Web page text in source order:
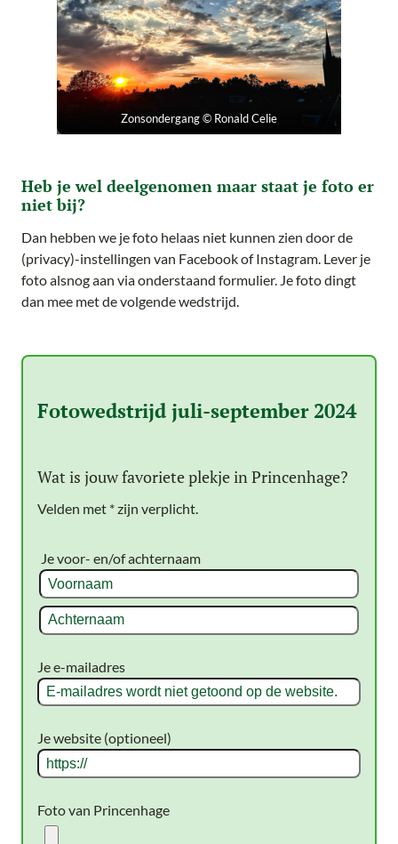
Zonsondergang © Ronald Celie
Heb je wel deelgenomen maar staat je foto er
niet bij?
Dan hebben we je foto helaas niet kunnen zien door de
(privacy)-instellingen van Facebook of Instagram. Lever je
foto alsnog aan via onderstaand formulier. Je foto dingt
dan mee met de volgende wedstrijd.
Fotowedstrijd juli-september 2024
Wat is jouw favoriete plekje in Princenhage?
Velden met * zijn verplicht.
Je voor- en/of achternaam
Voornaam
Je e-mailadres
Je website (optioneel)
Foto van Princenhage